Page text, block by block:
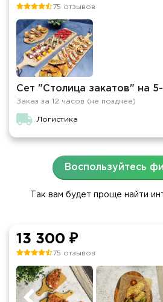
75 отзывов
Сет "Столица закатов" на
Заказ за 12 часов (не позднее)
Логистика
Воспользуйтесь
Так вам будет проще найти
13 300 ₽
75 отзывов